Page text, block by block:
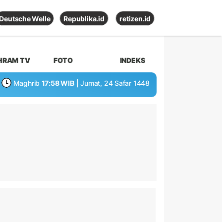
Deutsche Welle Republika.id retizen.id
TV FOTO INDEKS
Maghrib 17:58 WIB | Jumat, 24 Safar 1448